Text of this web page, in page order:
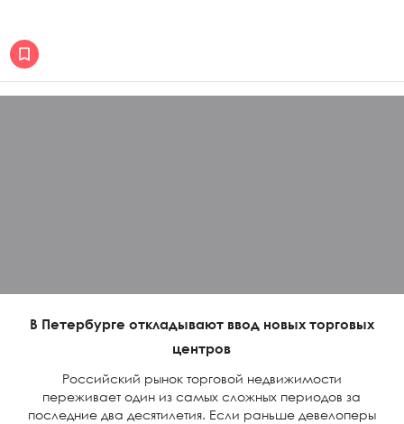
В Петербурге откладывают ввод новых торговых
центров
Российский рынок торговой недвижимости
переживает один из самых сложных периодов за
последние два десятилетия. Если раньше девелоперы